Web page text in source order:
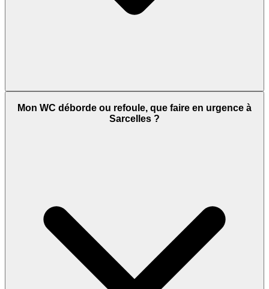
Mon WC déborde ou refoule, que faire en urgence à
Sarcelles ?